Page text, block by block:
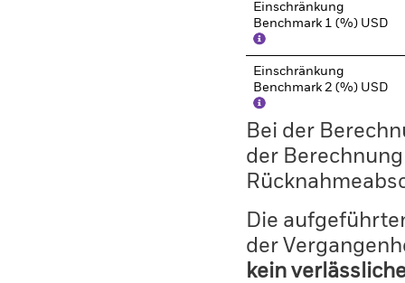
Einschränkung
Benchmark 1 (%) USD
Einschränkung
Benchmark 2 (%) USD
Bei der
der
Die
der
kein